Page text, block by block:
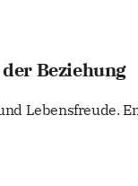
Beziehung
Lebensfreude.